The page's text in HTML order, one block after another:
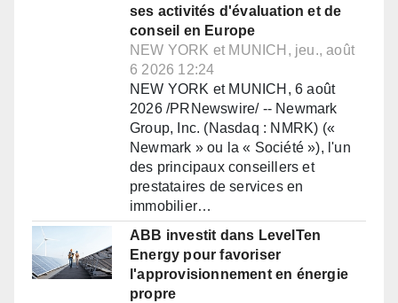
ses activités d'évaluation et de
conseil en Europe
NEW YORK et MUNICH, jeu., août
6 2026 12:24
NEW YORK et MUNICH, 6 août
2026 /PRNewswire/ -- Newmark
Group, Inc. (Nasdaq : NMRK) («
Newmark » ou la « Société »), l'un
des principaux conseillers et
prestataires de services en
immobilier…
ABB investit dans LevelTen
Energy pour favoriser
l'approvisionnement en énergie
propre